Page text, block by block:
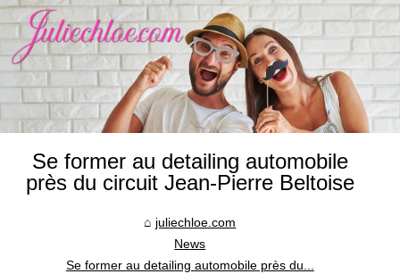
Se former au detailing automobile
près du circuit Jean-Pierre Beltoise
juliechloe.com
News
Se former au detailing automobile près du...